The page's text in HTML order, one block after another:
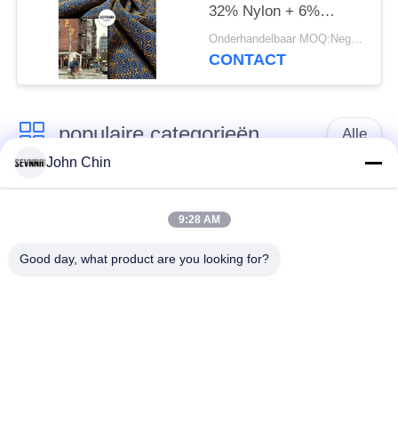
32% Nylon + 6%
Spandex Gerecycled
Polyester Weefsel voor
Onderhandelbaar MOQ:Negotiable
CONTACT
populaire categorieën Alle
Gerecycleerde
Gerecycleerde Nylon
Stof
gerecycled polyester
Gerecycleerde Lycra-
John Chin
9:28 AM
Good day, what product are you looking for?